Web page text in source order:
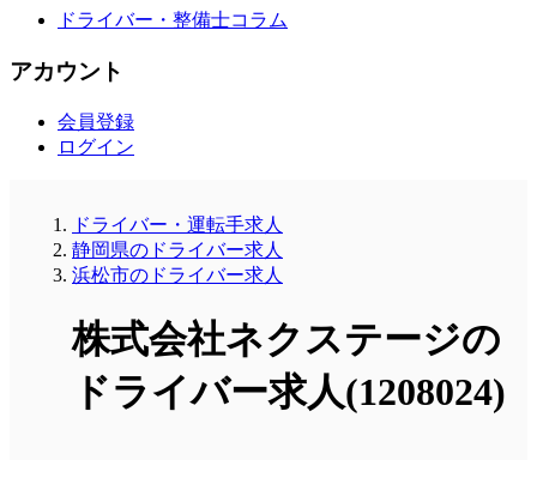
ドライバー・整備士コラム
アカウント
会員登録
ログイン
ドライバー・運転手求人
静岡県のドライバー求人
浜松市のドライバー求人
株式会社ネクステージの
ドライバー求人(1208024)